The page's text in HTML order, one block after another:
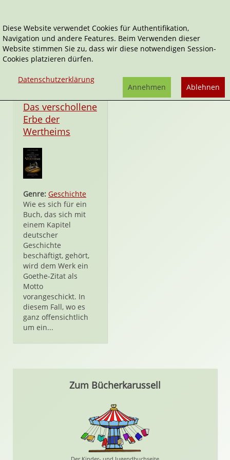
Carlos Guilliard
Das verschollene
Erbe der
Wertheims
Genre: Geschichte
Wie es sich für ein
Buch, das sich mit
einem Kapitel
deutscher
Geschichte
beschäftigt, gehört,
wird dem Werk ein
Goethe-Zitat als
Motto
vorangeschickt. In
diesem Fall, wo es
ganz offensichtlich
um ein...
Zum Bücherkarussell
Diese Website verwendet Cookies für Authentifikation,
Navigation und andere Features. Beim Verwenden dieser
Website stimmen Sie zu, dass wir diese notwendigen Session-
Cookies platzieren dürfen.
Datenschutzerklärung
Ablehnen
Annehmen